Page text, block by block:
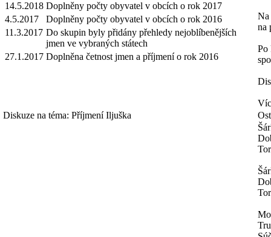
14.5.2018 Doplněny počty obyvatel v obcích o rok 2017
4.5.2017
Doplněny počty obyvatel v obcích o rok 2016
11.3.2017 Do skupin byly přidány přehledy nejoblíbenějších
jmen ve vybraných státech
27.1.2017 Doplněna četnost jmen a příjmení o rok 2016
Na
na
Po
Diskuze na téma: Příjmení Iljuška